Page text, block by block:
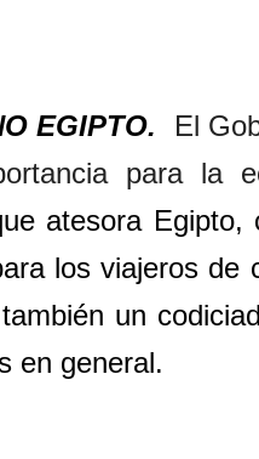
EGIPTO. El
para la
atesora
los viajeros de
un
en general.